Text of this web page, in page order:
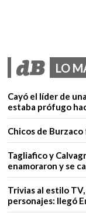
LO
Cayó el líder de
estaba prófugo
Chicos de
Tagliafico y
enamoraron y se
Trivias al estilo
personajes: llegó